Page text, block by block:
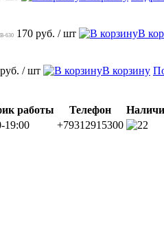
630 170 руб. / шт В
/ шт В корзину
работы Телефон
19:00 +79312915300
2